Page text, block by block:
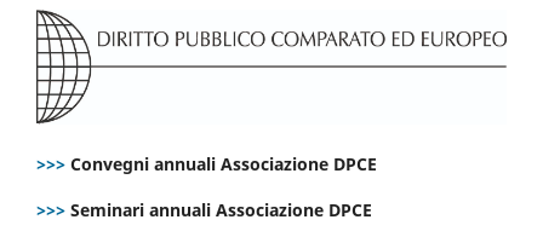
>>> Convegni annuali Associazione DPCE
>>> Seminari annuali Associazione DPCE